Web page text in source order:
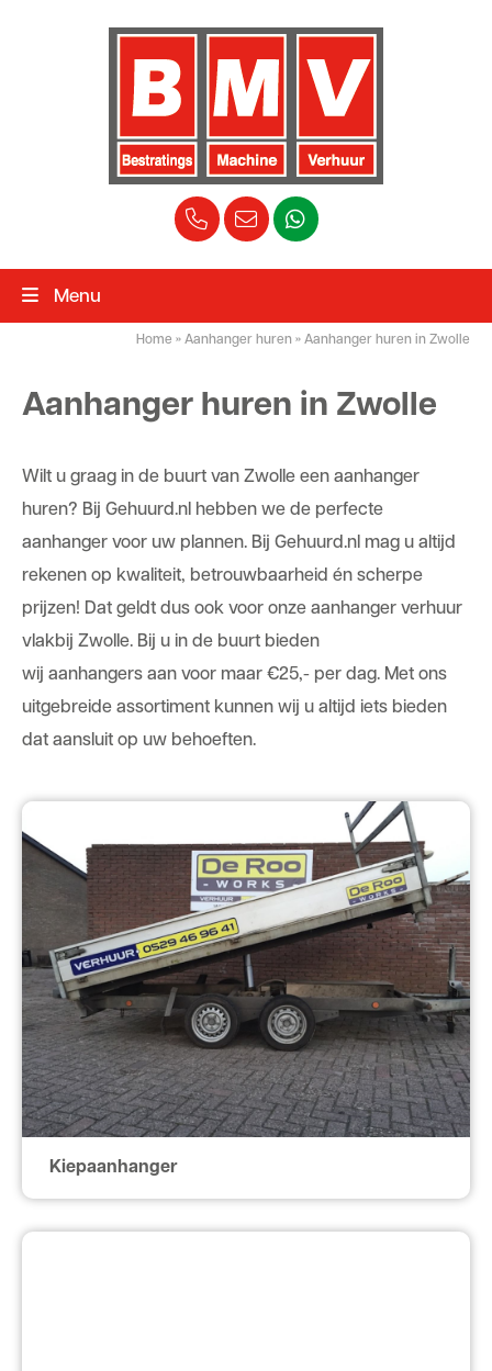
Menu
Home » Aanhanger huren » Aanhanger huren in Zwolle
Aanhanger huren in Zwolle
Wilt u graag in de buurt van Zwolle een aanhanger
huren? Bij Gehuurd.nl hebben we de perfecte
aanhanger voor uw plannen. Bij Gehuurd.nl mag u altijd
rekenen op kwaliteit, betrouwbaarheid én scherpe
prijzen! Dat geldt dus ook voor onze aanhanger verhuur
vlakbij Zwolle. Bij u in de buurt bieden
wij aanhangers aan voor maar €25,- per dag. Met ons
uitgebreide assortiment kunnen wij u altijd iets bieden
dat aansluit op uw behoeften.
Kiepaanhanger